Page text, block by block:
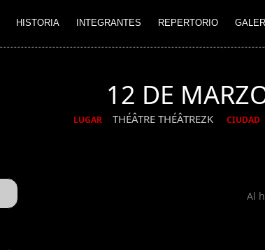
HISTORIA INTEGRANTES REPERTORIO
12 DE
LUGAR THÉÂTRE THÉÂTREZK CIUDAD
Al